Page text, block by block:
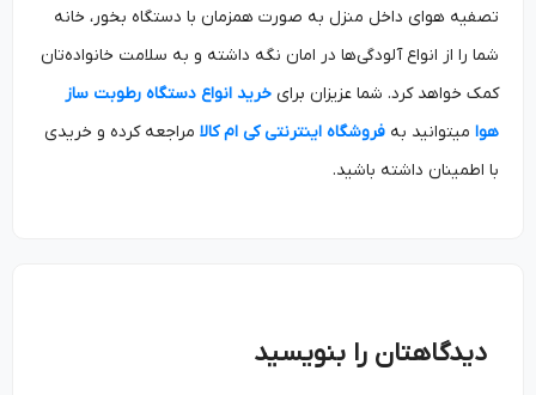
تصفیه هوای داخل منزل به صورت همزمان با دستگاه بخور، خانه
شما را از انواع آلودگی‌ها در امان نگه داشته و به سلامت خانواده‌تان
کمک خواهد کرد. شما عزیزان برای خرید انواع دستگاه رطوبت ساز
می­توانید بهفروشگاه اینترنتی کی ام کالامراجعه کرده و خریدی
با اطمینان داشته باشید.
دیدگاهتان را بنویسید